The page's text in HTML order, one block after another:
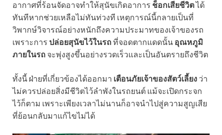
อากาศที่ร้อนจัดอาจทำให้สุนัขเกิดอาการ ช็อกเสียชีวิตได้
ทันทีหากช่วยเหลือไม่ทันท่วงที เหตุการณ์นี้กลายเป็นที่
วิพากษ์วิจารณ์อย่างหนักถึงความประมาทของเจ้าของรถ
เพราะการ ปล่อยสุนัขไว้ในรถที่จอดตากแดดนั้น อุณหภูมิ
ภายในรถ จะพุ่งสูงขึ้นอย่างรวดเร็วและเป็นอันตรายถึงชีวิต
ทั้งนี้ ฝ่ายที่เกี่ยวข้องได้ออกมา เตือนภัยเจ้าของสัตว์เลี้ยง ว่า
ไม่ควรปล่อยสิ่งมีชีวิตไว้ลำพังในรถยนต์ แม้จะเปิดกระจก
ไว้ก็ตาม เพราะเพียงเวลาไม่นานก็อาจนำไปสู่ความสูญเสีย
ที่ย้อนกลับมาแก้ไขไม่ได้